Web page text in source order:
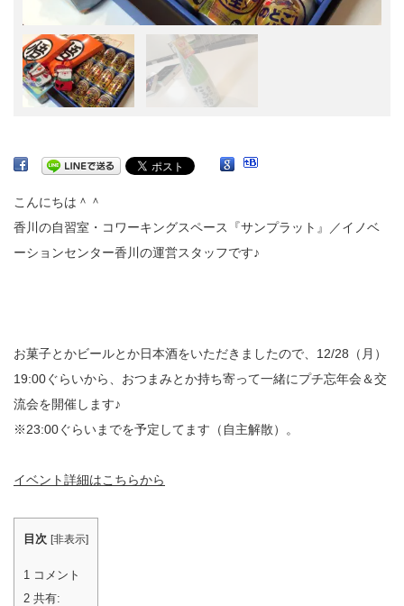
こんにちは＾＾
香川の自習室・コワーキングスペース『サンプラット』／イノベ
ーションセンター香川の運営スタッフです♪
お菓子とかビールとか日本酒をいただきましたので、12/28（月）
19:00ぐらいから、おつまみとか持ち寄って一緒にプチ忘年会＆交
流会を開催します♪
※23:00ぐらいまでを予定してます（自主解散）。
イベント詳細はこちらから
目次 [非表示]
1 コメント
2 共有: